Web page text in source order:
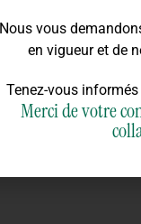
Nous vous
en vigueur et de
Tenez-vous
Merci de votre